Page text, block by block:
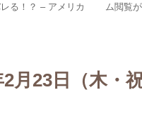
る！？ – アメリカ
ム閲覧
2月23日（木・